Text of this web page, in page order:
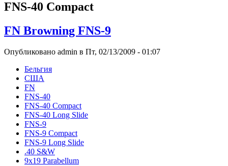
FNS-40 Compact
FN Browning FNS-9
Опубликовано admin в Пт, 02/13/2009 - 01:07
Бельгия
США
FN
FNS-40
FNS-40 Compact
FNS-40 Long Slide
FNS-9
FNS-9 Compact
FNS-9 Long Slide
.40 S&W
9x19 Parabellum